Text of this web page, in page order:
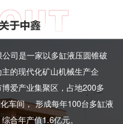
司是一家以多缸液压圆锥破
的现代化矿山机械生产企
爱产业集聚区，占地200多
车间， 形成每年100台多缸液
合年产值1.6亿元。